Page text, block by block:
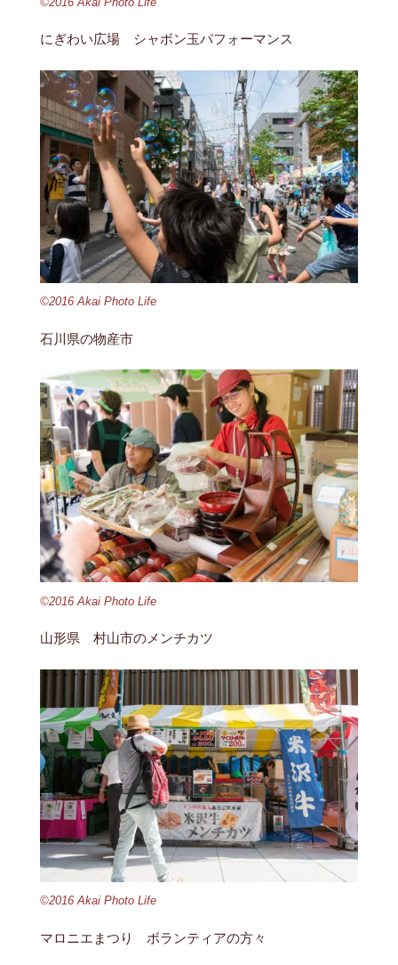
にぎわい広場 シャボン玉パフォーマンス
©2016 Akai Photo Life
石川県の物産市
©2016 Akai Photo Life
山形県 村山市のメンチカツ
©2016 Akai Photo Life
マロニエまつり ボランティアの方々